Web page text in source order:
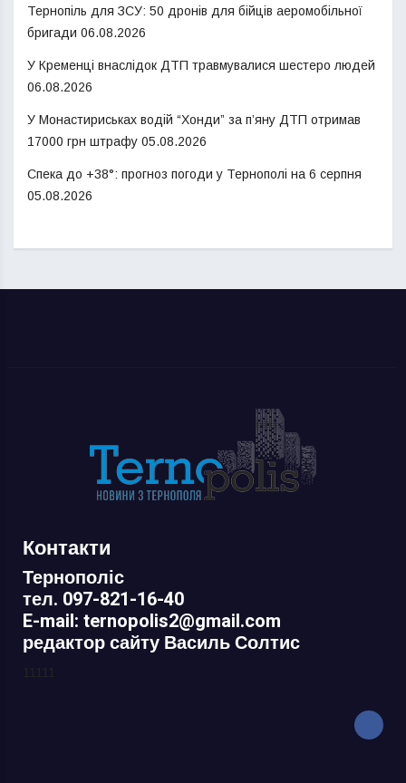
Тернопіль для ЗСУ: 50 дронів для бійців аеромобільної
бригади 06.08.2026
У Кременці внаслідок ДТП травмувалися шестеро людей
06.08.2026
У Монастириськах водій “Хонди” за п’яну ДТП отримав
17000 грн штрафу 05.08.2026
Спека до +38°: прогноз погоди у Тернополі на 6 серпня
05.08.2026
Контакти
Тернополіс
тел. 097-821-16-40
E-mail: ternopolis2@gmail.com
редактор сайту Василь Солтис